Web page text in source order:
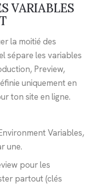
VARIABLES
la moitié des
sépare les variables
Preview,
uniquement en
ton site en ligne.
Variables,
une.
pour les
partout (clés